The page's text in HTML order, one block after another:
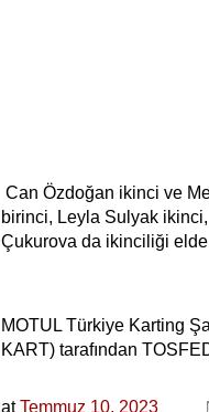
Can Özdoğan ikinci ve
birinci, Leyla Sulyak
Çukurova da ikinciliği elde
MOTUL Türkiye Karting
KART) tarafından
atTemmuz 10, 2023